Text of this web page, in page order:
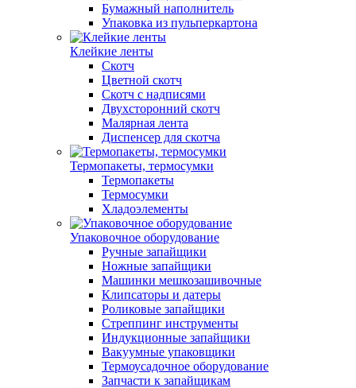
Бумажный наполнитель
Упаковка из пульперкартона
Клейкие ленты
Скотч
Цветной скотч
Скотч с надписями
Двухсторонний скотч
Малярная лента
Диспенсер для скотча
Термопакеты, термосумки
Термопакеты
Термосумки
Хладоэлементы
Упаковочное оборудование
Ручные запайщики
Ножные запайщики
Машинки мешкозашивочные
Клипсаторы и датеры
Роликовые запайщики
Стреппинг инструменты
Индукционные запайщики
Вакуумные упаковщики
Термоусадочное оборудование
Запчасти к запайщикам